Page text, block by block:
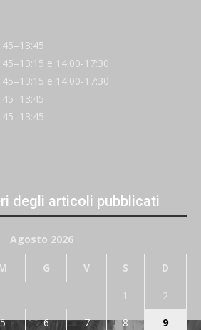
e 14:00-17:30
e 14:00-17:30
degli articoli pubblicati
Agosto 2026
G V S D
1
2
5 6 7 8
9